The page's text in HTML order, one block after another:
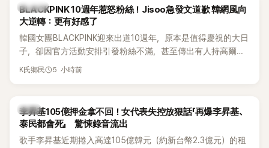
K-POP
BLACKPINK 10週年惹怒粉絲！Jisoo急發文道歉 韓網風向
大逆轉：更有好感了
韓國女團BLACKPINK迎來出道10週年，原本是值得慶祝的大日
子，卻因官方活動安排引發粉絲不滿，甚至傳出有人持高爾夫
球桿到YG娛樂大樓鬧事。Jisoo今（8日）也親自發文向BLINK
K氏鄉民 5 小時前
韓星
李昇基105億押金拿不回！女代表失控放狠話「再爆李昇基、
泰民都會死」 驚悚錄音流出
歌手李昇基近期捲入高達105億韓元（約新台幣2.3億元）的租